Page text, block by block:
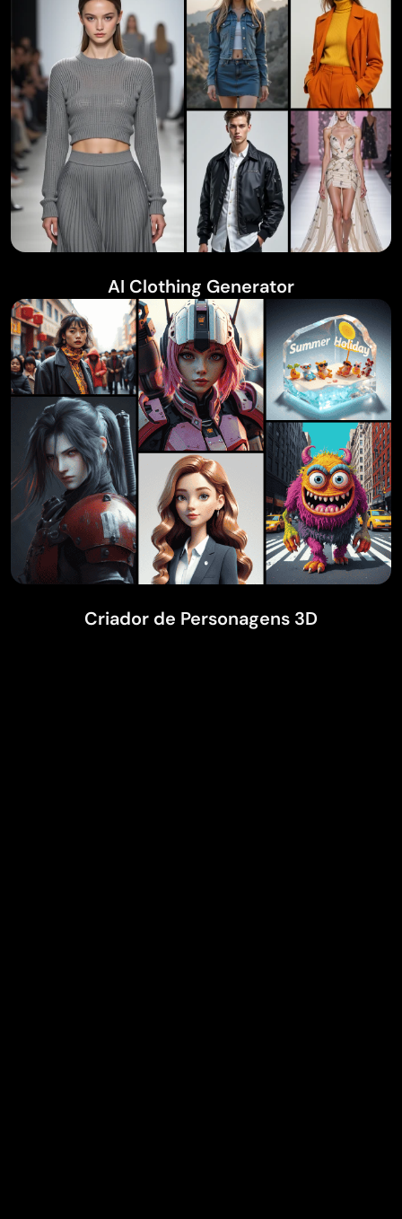
AI Clothing Generator
Criador de Personagens 3D